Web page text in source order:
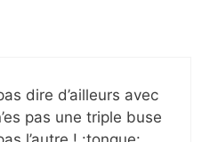
dire d’ailleurs avec
pas une triple buse